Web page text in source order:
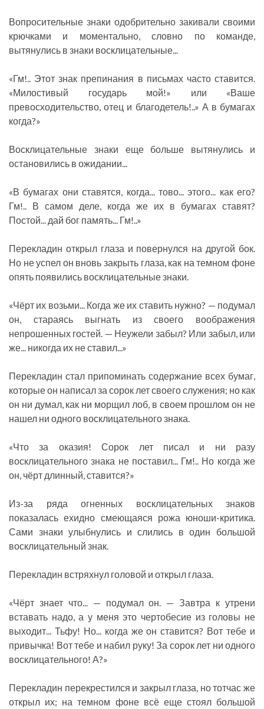
Вопросительные знаки одобрительно закивали своими
крючками и моментально, словно по команде,
вытянулись в знаки восклицательные...
«Гм!.. Этот знак препинания в письмах часто ставится.
«Милостивый государь мой!» или «Ваше
превосходительство, отец и благодетель!..» А в бумагах
когда?»
Восклицательные знаки еще больше вытянулись и
остановились в ожидании...
«В бумагах они ставятся, когда... тово... этого... как его?
Гм!.. В самом деле, когда же их в бумагах ставят?
Постой... дай бог память... Гм!..»
Перекладин открыл глаза и повернулся на другой бок.
Но не успел он вновь закрыть глаза, как на темном фоне
опять появились восклицательные знаки.
«Чёрт их возьми... Когда же их ставить нужно? — подумал
он, стараясь выгнать из своего воображения
непрошенных гостей. — Неужели забыл? Или забыл, или
же... никогда их не ставил...»
Перекладин стал припоминать содержание всех бумаг,
которые он написал за сорок лет своего служения; но как
он ни думал, как ни морщил лоб, в своем прошлом он не
нашел ни одного восклицательного знака.
«Что за оказия! Сорок лет писал и ни разу
восклицательного знака не поставил... Гм!.. Но когда же
он, чёрт длинный, ставится?»
Из-за ряда огненных восклицательных знаков
показалась ехидно смеющаяся рожа юноши-критика.
Сами знаки улыбнулись и слились в один большой
восклицательный знак.
Перекладин встряхнул головой и открыл глаза.
«Чёрт знает что... — подумал он. — Завтра к утрени
вставать надо, а у меня это чертобесие из головы не
выходит... Тьфу! Но... когда же он ставится? Вот тебе и
привычка! Вот тебе и набил руку! За сорок лет ни одного
восклицательного! А?»
Перекладин перекрестился и закрыл глаза, но тотчас же
открыл их; на темном фоне всё еще стоял большой